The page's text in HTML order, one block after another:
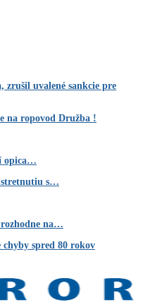
zrušil uvalené sankcie pre
na ropovod Družba !
opica…
stretnutiu s…
na…
spred 80 rokov